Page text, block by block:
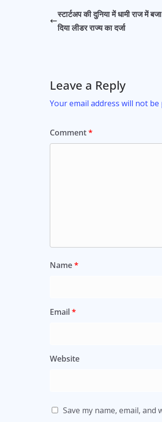
b
o
s
A
er l
स्टार्टअप की दुनिया में धामी राज में
दिया लीडर राज्य का दर्जा
Leave a Reply
Your email address will not be
Comment*
Name*
Email*
Website
Save my name, email,